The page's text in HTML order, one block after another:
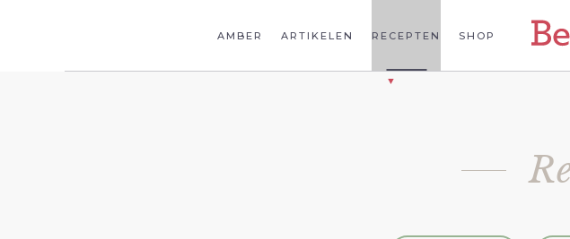
AMBER ARTIKELEN RECEPTEN SHOP